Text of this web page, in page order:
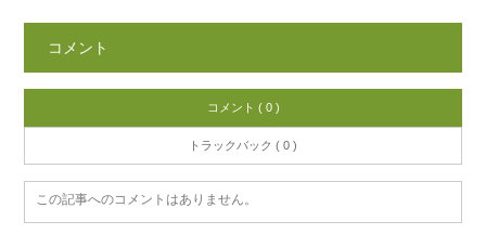
コメント
コメント ( 0 )
トラックバック ( 0 )
この記事へのコメントはありません。